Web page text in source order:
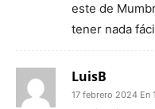
este de
tener nada
LuisB
17 febrero 2024 En